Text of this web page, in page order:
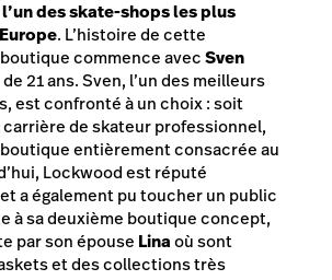
l’un des skate-shops les plus
. L’histoire de cette
commence avecSven
21 ans. Sven, l’un des meilleurs
est confronté à un choix : soit
de skateur professionnel,
entièrement consacrée au
Lockwood est réputé
a également pu toucher un public
à sa deuxième boutique concept,
par son épouse Linaoùsont
et des collections très